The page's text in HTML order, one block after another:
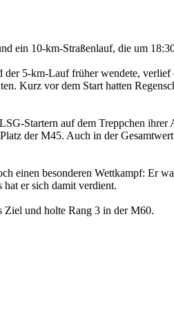
ein 10-km-Straßenlauf, die um
5-km-Lauf früher wendete,
Kurz vor dem Start hatten
Startern auf dem Treppchen
der M45. Auch in der
einen besonderen Wettkampf: Er
er sich damit verdient.
Ziel und holte Rang 3 in der M60.